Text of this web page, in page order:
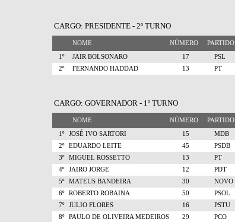
CARGO: PRESIDENTE - 2º TURNO
NOME NÚMERO PARTIDO
1º JAIR BOLSONARO 17 PSL
2º
FERNANDO HADDAD 13 PT
CARGO: GOVERNADOR - 1º TURNO
NOME NÚMERO PARTIDO
1º JOSÉ IVO SARTORI 15 MDB
2º
EDUARDO LEITE 45 PSDB
3º
MIGUEL ROSSETTO 13 PT
4º
JAIRO JORGE 12 PDT
5º
MATEUS BANDEIRA 30 NOVO
6º
ROBERTO ROBAINA 50 PSOL
7º
JULIO FLORES 16 PSTU
8º
PAULO DE OLIVEIRA MEDEIROS 29 PCO